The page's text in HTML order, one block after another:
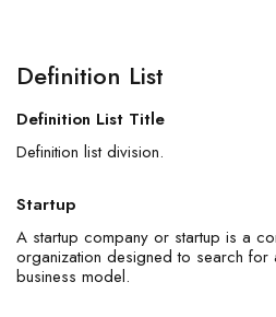
Definition List
Definition List Title
Definition list division.
Startup
A startup company or startup is a
organization designed to search
business model.